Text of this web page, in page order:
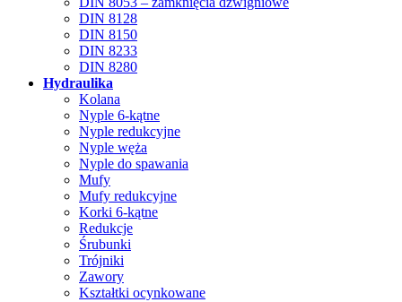
DIN 8128
DIN 8150
DIN 8233
DIN 8280
Hydraulika
Kolana
Nyple 6-kątne
Nyple redukcyjne
Nyple węża
Nyple do spawania
Mufy
Mufy redukcyjne
Korki 6-kątne
Redukcje
Śrubunki
Trójniki
Zawory
Kształtki ocynkowane